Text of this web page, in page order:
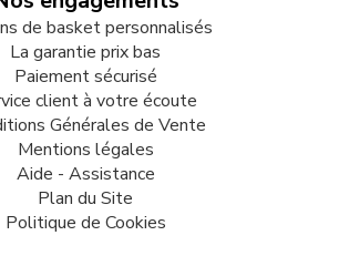
de basket personnalisés
La garantie prix bas
Paiement sécurisé
client à votre écoute
Générales de Vente
Mentions légales
Aide - Assistance
Plan du Site
Politique de Cookies